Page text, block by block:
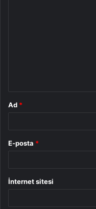
Ad *
E-posta *
İnternet sitesi